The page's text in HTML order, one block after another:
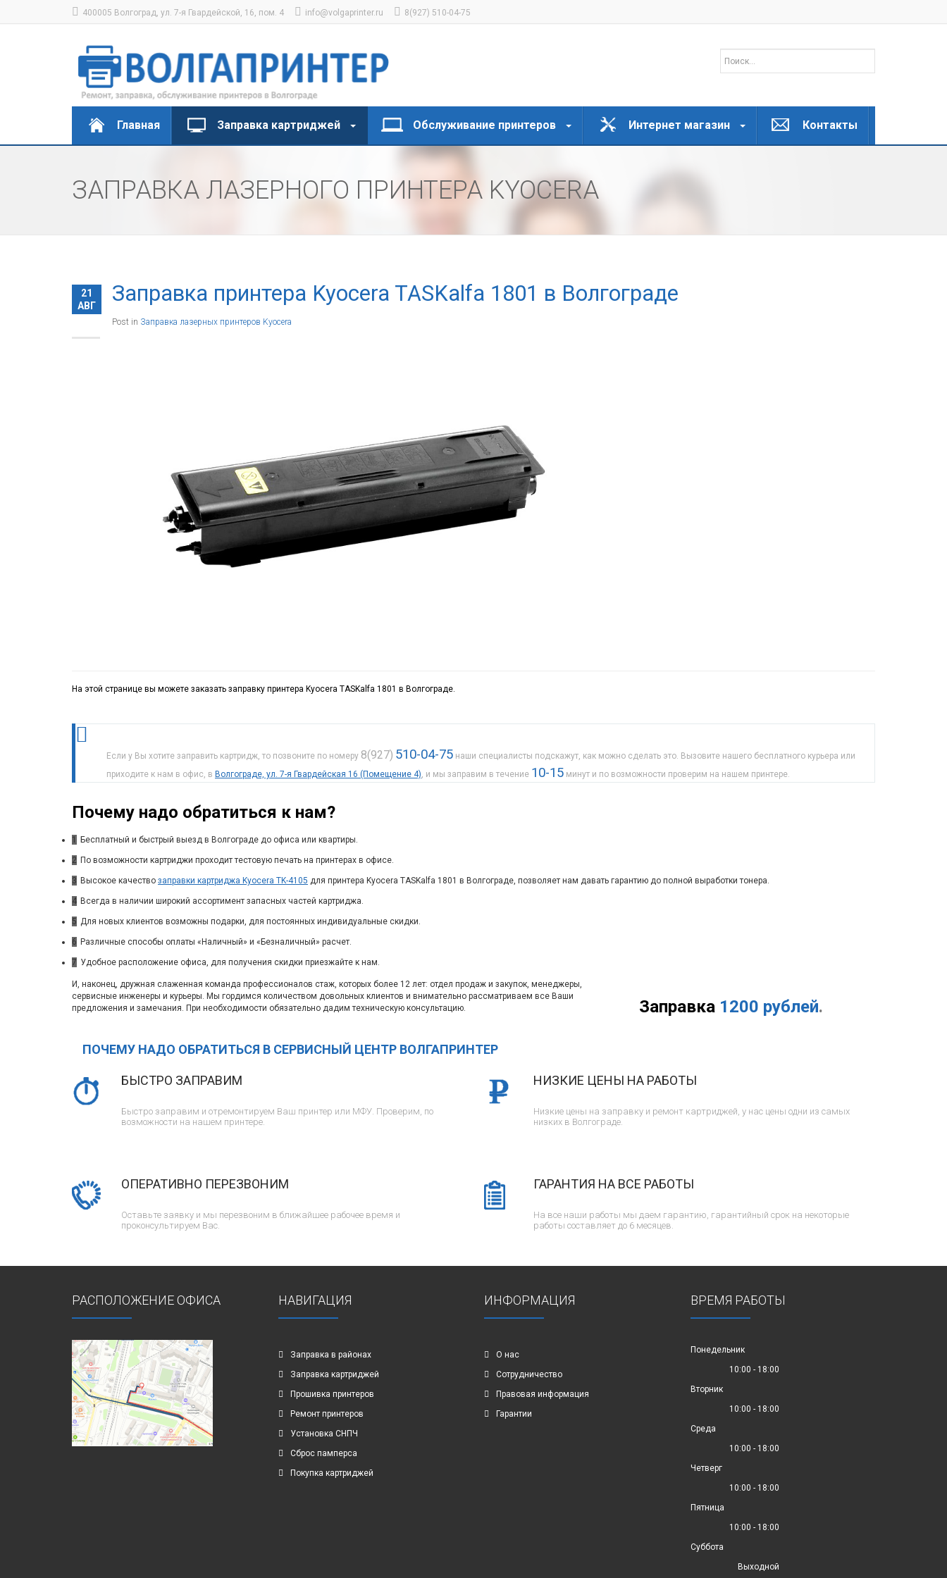
400005 Волгоград, ул. 7-я Гвардейской, 16, пом. 4 info@volgaprinter.ru 8(927) 510-04-75
Главная Заправка картриджей Обслуживание принтеров Интернет магазин Контакты
ЗАПРАВКА ЛАЗЕРНОГО ПРИНТЕРА KYOCERA
21
АВГ
Заправка принтера Kyocera TASKalfa 1801 в Волгограде
Post in Заправка лазерных принтеров Kyocera
На этой странице вы можете заказать заправку принтера Kyocera TASKalfa 1801 в Волгограде.
Если у Вы хотите заправить картридж, то позвоните по номеру 8(927) 510-04-75 наши специалисты подскажут, как можно сделать это. Вызовите нашего бесплатного курьера или
приходите к нам в офис, в Волгограде, ул. 7-я Гвардейская 16 (Помещение 4), и мы заправим в течение 10-15 минут и по возможности проверим на нашем принтере.
Почему надо обратиться к нам?
1 Бесплатный и быстрый выезд в Волгограде до офиса или квартиры.
2 По возможности картриджи проходит тестовую печать на принтерах в офисе.
3 Высокое качество заправки картриджа Kyocera TK-4105 для принтера Kyocera TASKalfa 1801 в Волгограде, позволяет нам давать гарантию до полной выработки тонера.
4 Всегда в наличии широкий ассортимент запасных частей картриджа.
5 Для новых клиентов возможны подарки, для постоянных индивидуальные скидки.
6 Различные способы оплаты «Наличный» и «Безналичный» расчет.
7 Удобное расположение офиса, для получения скидки приезжайте к нам.
Заправка 1200 рублей.
И, наконец, дружная слаженная команда профессионалов стаж, которых более 12 лет: отдел продаж и закупок, менеджеры,
сервисные инженеры и курьеры. Мы гордимся количеством довольных клиентов и внимательно рассматриваем все Ваши
предложения и замечания. При необходимости обязательно дадим техническую консультацию.
ПОЧЕМУ НАДО ОБРАТИТЬСЯ В СЕРВИСНЫЙ ЦЕНТР ВОЛГАПРИНТЕР
БЫСТРО ЗАПРАВИМ
Быстро заправим и отремонтируем Ваш принтер или МФУ. Проверим, по
возможности на нашем принтере.
ОПЕРАТИВНО ПЕРЕЗВОНИМ
Оставьте заявку и мы перезвоним в ближайшее рабочее время и
проконсультируем Вас.
НИЗКИЕ ЦЕНЫ НА РАБОТЫ
Низкие цены на заправку и ремонт картриджей, у нас цены одни из самых
низких в Волгограде.
ГАРАНТИЯ НА ВСЕ РАБОТЫ
На все наши работы мы даем гарантию, гарантийный срок на некоторые
работы составляет до 6 месяцев.
РАСПОЛОЖЕНИЕ ОФИСА НАВИГАЦИЯ
Заправка в районах
Заправка картриджей
Прошивка принтеров
Ремонт принтеров
Установка СНПЧ
Сброс памперса
Покупка картриджей
ИНФОРМАЦИЯ
О нас
Сотрудничество
Правовая информация
Гарантии
ВРЕМЯ РАБОТЫ
Понедельник
10:00 - 18:00
Вторник
10:00 - 18:00
Среда
10:00 - 18:00
Четверг
10:00 - 18:00
Пятница
10:00 - 18:00
Суббота
Выходной